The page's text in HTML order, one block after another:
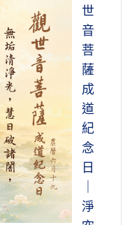
世
音
菩
薩
成
道
紀
念
日
淨